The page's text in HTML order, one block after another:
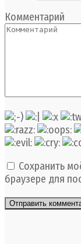
Комментарий
Сохранить
браузере для